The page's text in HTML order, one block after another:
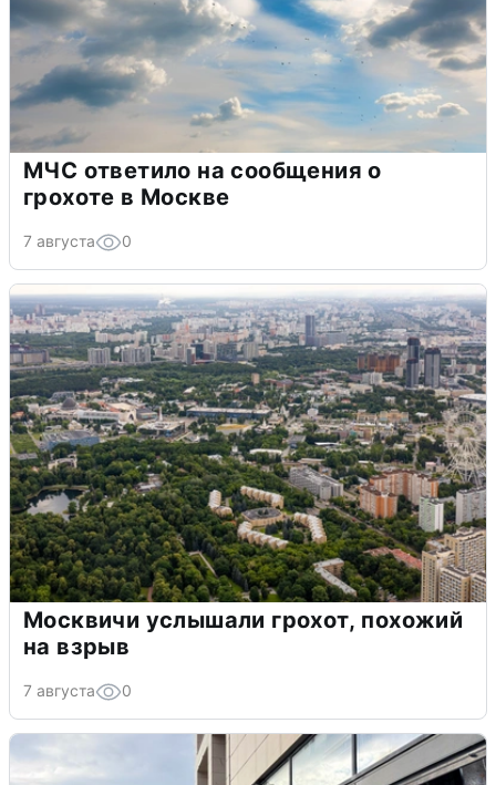
МЧС ответило на сообщения о
грохоте в Москве
7 августа 0
Москвичи услышали грохот, похожий
на взрыв
7 августа 0